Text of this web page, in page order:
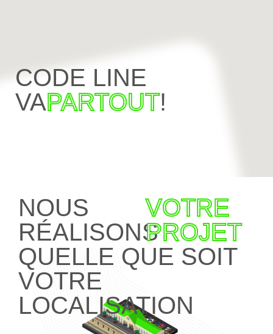
CODE LINE
VAPARTOUT!
NOUS
RÉALISONS
VOTRE
PROJET
QUELLE QUE SOIT
VOTRE
LOCALISATION